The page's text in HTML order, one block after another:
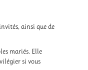
ainsi que de
mariés. Elle
si vous